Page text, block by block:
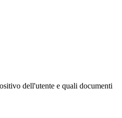
dell'utente e quali documenti